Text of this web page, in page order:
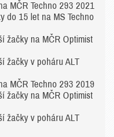
MČR Techno 293 2021
do 15 let na MS Techno
žačky na MČR Optimist
žačky v poháru ALT
MČR Techno 293 2019
žačky na MČR Optimist
žačky v poháru ALT